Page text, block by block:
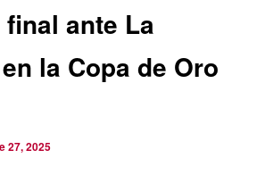
ante La
la Copa de Oro
27, 2025